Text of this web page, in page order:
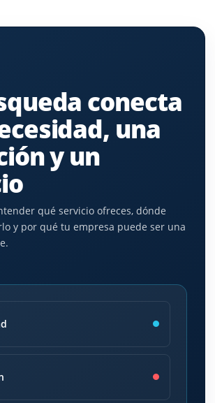
conecta
una
y un
qué servicio ofreces, dónde
y por qué tu empresa puede ser una